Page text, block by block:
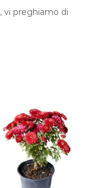
, vi preghiamo di